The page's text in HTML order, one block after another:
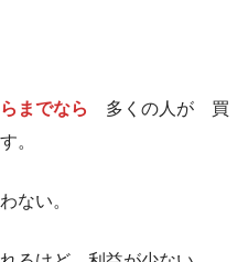
までなら
多くの人が 買
。
ない。